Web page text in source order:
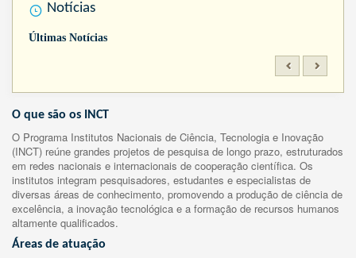
Notícias
Últimas Notícias
O que são os INCT
O Programa Institutos Nacionais de Ciência, Tecnologia e Inovação
(INCT) reúne grandes projetos de pesquisa de longo prazo, estruturados
em redes nacionais e internacionais de cooperação científica. Os
institutos integram pesquisadores, estudantes e especialistas de
diversas áreas de conhecimento, promovendo a produção de ciência de
excelência, a inovação tecnológica e a formação de recursos humanos
altamente qualificados.
Áreas de atuação